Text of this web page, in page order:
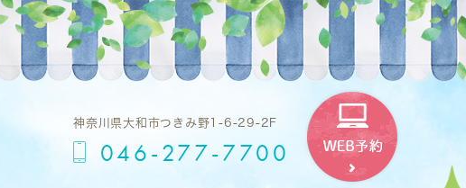
神奈川県大和市つきみ野1-6-29-2F
046-277-7700